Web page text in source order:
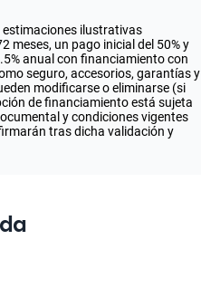
ilustrativas
meses, un pago inicial del 50% y
anual con financiamiento con
seguro, accesorios, garantías y
modificarse o eliminarse (si
de financiamiento está sujeta
y condiciones vigentes
tras dicha validación y